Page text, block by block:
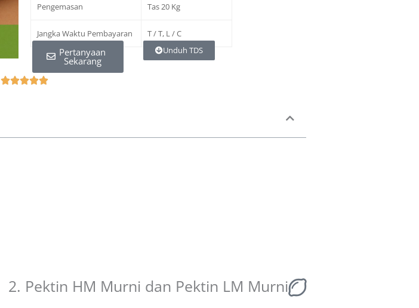
Pengemasan Tas 20 Kg
Jangka Waktu Pembayaran T / T, L / C
Pertanyaan
Sekarang
Unduh TDS
R
d
2. Pektin HM Murni dan Pektin LM Murni